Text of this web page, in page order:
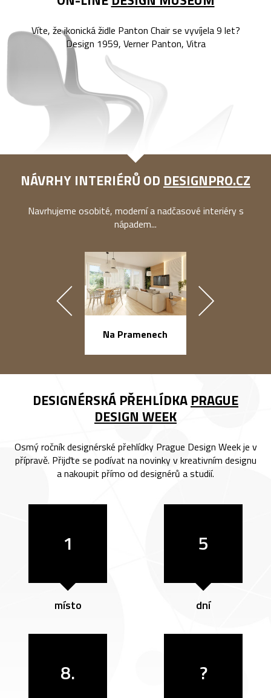
Víte, že ikonická židle Panton Chair se vyvíjela 9 let?
Design 1959, Verner Panton, Vitra
NÁVRHY INTERIÉRŮ OD DESIGNPRO.CZ
Navrhujeme osobité, moderní a nadčasové interiéry s
nápadem...
Na Pramenech
DESIGNÉRSKÁ PŘEHLÍDKA PRAGUE
DESIGN WEEK
Osmý ročník designérské přehlídky Prague Design Week je v
přípravě. Přijďte se podívat na novinky v kreativním designu
a nakoupit přímo od designérů a studií.
1
místo
5
dní
8. ?